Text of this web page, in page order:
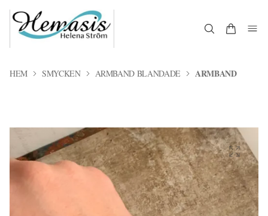
HEM SMYCKEN ARMBAND BLANDADE ARMBAND